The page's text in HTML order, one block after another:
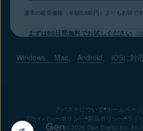
通常の延長価格（年額9,880円）よりもお得で
まずは60日間無料でお試しください （
Windows、 Mac Android iOSに対
© 2026 Gen Digital Inc. All
プライバシーポリシー 製品ポリシー ライ
アバストについて ホームペー